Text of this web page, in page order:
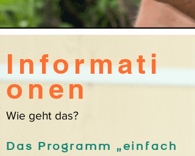
Informati
onen
Wie geht das?
Das Programm „einfach